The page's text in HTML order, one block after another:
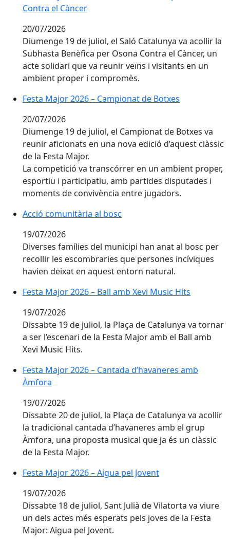
Contra el Càncer
20/07/2026
Diumenge 19 de juliol, el Saló Catalunya va acollir la
Subhasta Benèfica per Osona Contra el Càncer, un
acte solidari que va reunir veïns i visitants en un
ambient proper i compromès.
Festa Major 2026 – Campionat de Botxes
Festa Major 2026 – Campionat de Botxes
20/07/2026
Diumenge 19 de juliol, el Campionat de Botxes va
reunir aficionats en una nova edició d’aquest clàssic
de la Festa Major.
La competició va transcórrer en un ambient proper,
esportiu i participatiu, amb partides disputades i
moments de convivència entre jugadors.
Acció comunitària al bosc
Acció comunitària al bosc
19/07/2026
Diverses famílies del municipi han anat al bosc per
recollir les escombraries que persones incíviques
havien deixat en aquest entorn natural.
Festa Major 2026 – Ball amb Xevi Music Hits
Festa Major 2026 – Ball amb Xevi Music Hits
19/07/2026
Dissabte 19 de juliol, la Plaça de Catalunya va tornar
a ser l’escenari de la Festa Major amb el Ball amb
Xevi Music Hits.
Festa Major 2026 – Cantada d’havaneres amb Àmfora
Festa Major 2026 – Cantada d’havaneres amb
Àmfora
19/07/2026
Dissabte 20 de juliol, la Plaça de Catalunya va acollir
la tradicional cantada d’havaneres amb el grup
Àmfora, una proposta musical que ja és un clàssic
de la Festa Major.
Festa Major 2026 – Aigua pel Jovent
Festa Major 2026 – Aigua pel Jovent
19/07/2026
Dissabte 18 de juliol, Sant Julià de Vilatorta va viure
un dels actes més esperats pels joves de la Festa
Major: Aigua pel Jovent.